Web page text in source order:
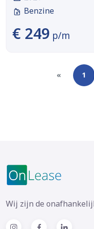
Benzine
€ 249 p/m
« 1
Wij zijn de